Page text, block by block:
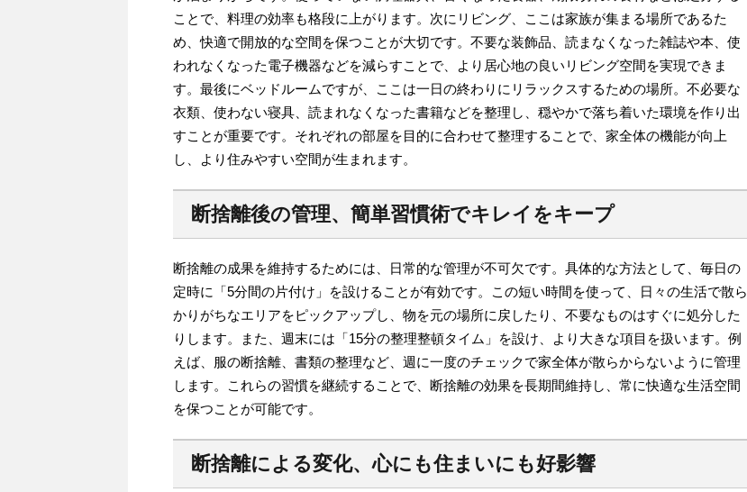
ことで、料理の効率も格段に上がります。次にリビング、ここは家族が集まる場所であるた
め、快適で開放的な空間を保つことが大切です。不要な装飾品、読まなくなった雑誌や本、使
われなくなった電子機器などを減らすことで、より居心地の良いリビング空間を実現できま
す。最後にベッドルームですが、ここは一日の終わりにリラックスするための場所。不必要な
衣類、使わない寝具、読まれなくなった書籍などを整理し、穏やかで落ち着いた環境を作り出
すことが重要です。それぞれの部屋を目的に合わせて整理することで、家全体の機能が向上
し、より住みやすい空間が生まれます。
断捨離後の管理、簡単習慣術でキレイをキープ
断捨離の成果を維持するためには、日常的な管理が不可欠です。具体的な方法として、毎日の
定時に「5分間の片付け」を設けることが有効です。この短い時間を使って、日々の生活で散ら
かりがちなエリアをピックアップし、物を元の場所に戻したり、不要なものはすぐに処分した
りします。また、週末には「15分の整理整頓タイム」を設け、より大きな項目を扱います。例
えば、服の断捨離、書類の整理など、週に一度のチェックで家全体が散らからないように管理
します。これらの習慣を継続することで、断捨離の効果を長期間維持し、常に快適な生活空間
を保つことが可能です。
断捨離による変化、心にも住まいにも好影響